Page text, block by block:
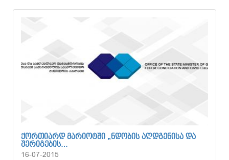
ᲥᲝᲠᲗᲘᲐᲠᲓ ᲛᲐᲠᲘᲝᲢᲨᲘ „ᲜᲓᲝᲑᲘᲡ ᲐᲦᲓᲒᲔᲜᲘᲡᲐ ᲓᲐ
ᲨᲔᲠᲘᲒᲔᲑᲘᲡ…
16-07-2015